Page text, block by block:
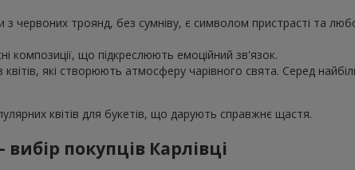
троянд, без сумніву, є символом пристрасті та
композиції, що підкреслюють емоційний зв'язок.
які створюють атмосферу чарівного свята. Серед
квітів для букетів, що дарують справжнє щастя.
покупців Карлівці